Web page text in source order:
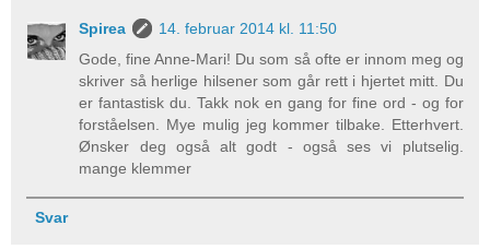
Spirea
14. februar 2014 kl. 11:50
Gode, fine Anne-Mari! Du som så ofte er innom meg og
skriver så herlige hilsener som går rett i hjertet mitt. Du
er fantastisk du. Takk nok en gang for fine ord - og for
forståelsen. Mye mulig jeg kommer tilbake. Etterhvert.
Ønsker deg også alt godt - også ses vi plutselig.
mange klemmer
Svar